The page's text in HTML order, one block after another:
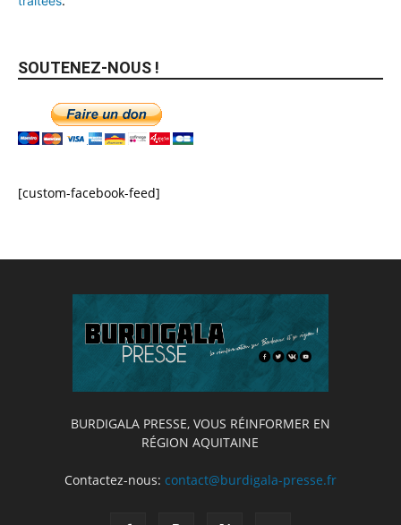
SOUTENEZ-NOUS !
[custom-facebook-feed]
BURDIGALA PRESSE, VOUS RÉINFORMER EN
RÉGION AQUITAINE
Contactez-nous: contact@burdigala-presse.fr